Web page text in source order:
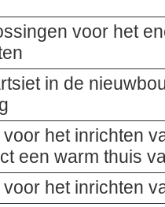
voor het
in de
voor het inrichten
een warm thuis
voor het inrichten